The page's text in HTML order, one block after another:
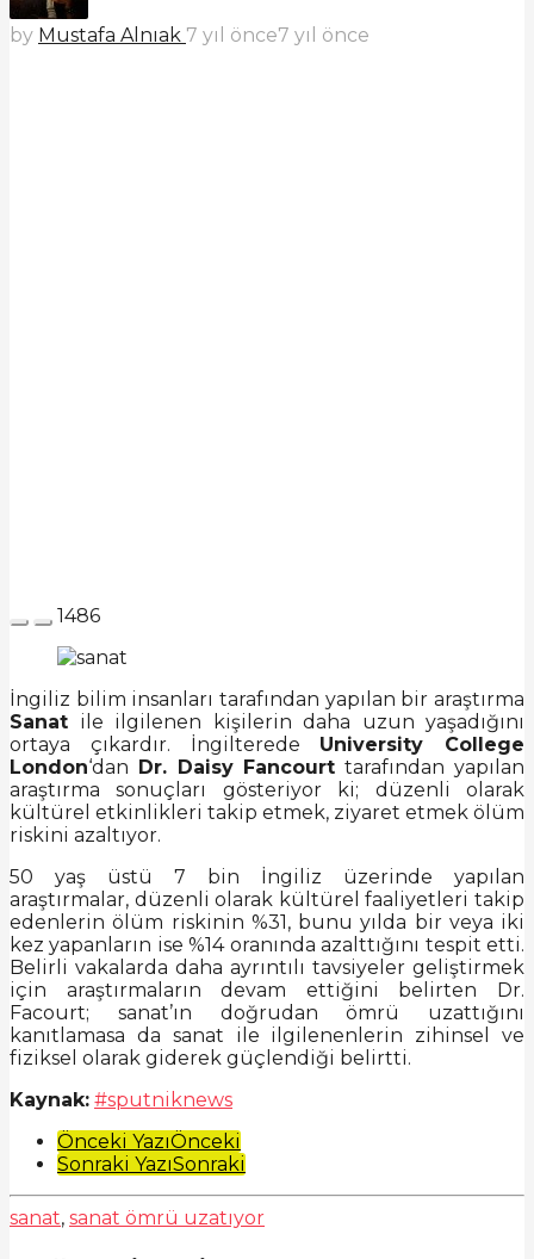
by Mustafa Alnıak 7 yıl önce7 yıl önce
1486
İngiliz bilim insanları tarafından yapılan bir araştırma
Sanat ile ilgilenen kişilerin daha uzun yaşadığını
ortaya çıkardır. İngilterede University College
London‘dan Dr. Daisy Fancourt tarafından yapılan
araştırma sonuçları gösteriyor ki; düzenli olarak
kültürel etkinlikleri takip etmek, ziyaret etmek ölüm
riskini azaltıyor.
50 yaş üstü 7 bin İngiliz üzerinde yapılan
araştırmalar, düzenli olarak kültürel faaliyetleri takip
edenlerin ölüm riskinin %31, bunu yılda bir veya iki
kez yapanların ise %14 oranında azalttığını tespit etti.
Belirli vakalarda daha ayrıntılı tavsiyeler geliştirmek
için araştırmaların devam ettiğini belirten Dr.
Facourt; sanat’ın doğrudan ömrü uzattığını
kanıtlamasa da sanat ile ilgilenenlerin zihinsel ve
fiziksel olarak giderek güçlendiği belirtti.
Kaynak: #sputniknews
Post
Pagination
Önceki YazıÖnceki
Sonraki YazıSonraki
sanat, sanat ömrü uzatıyor